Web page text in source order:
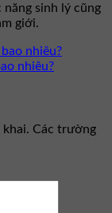
sinh lý cũng
giới.
nhiêu?
nhiêu?
khai. Các trường